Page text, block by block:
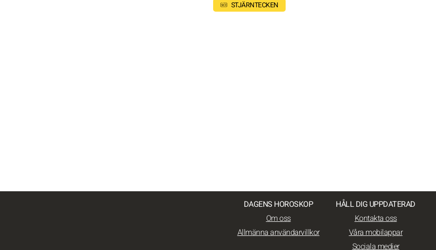
STJÄRNTECKEN
DAGENS HOROSKOP
Om oss
Allmänna användarvillkor
HÅLL DIG UPPDATERAD
Kontakta oss
Våra mobilappar
Sociala medier